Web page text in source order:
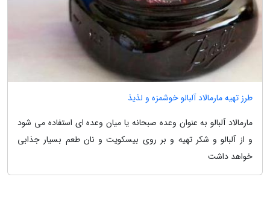
طرز تهیه مارمالاد آلبالو خوشمزه و لذیذ
مارمالاد آلبالو به عنوان وعده صبحانه یا میان وعده ای استفاده می شود
و از آلبالو و شکر تهیه و بر روی بیسکویت و نان طعم بسیار جذابی
خواهد داشت